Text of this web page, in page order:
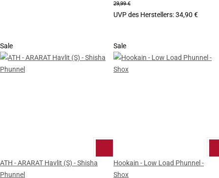
29,99 €
UVP des Herstellers:34,90 €
Sale
ATH - ARARAT Havlit (S) - Shisha
Phunnel
Sale
Hookain - Low Load Phunnel -
Shox